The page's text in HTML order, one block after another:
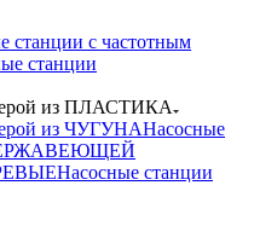
станции с частотным
станции
из ПЛАСТИКА
из ЧУГУНАНасосные
НЕРЖАВЕЮЩЕЙ
Насосные станции